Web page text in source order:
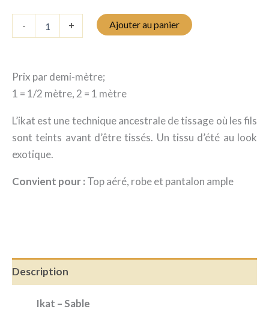
était est
:
- + Ajouter au panier
Prix par demi-mètre;
1 = 1/2 mètre, 2 = 1 mètre
L’ikat est une technique ancestrale de tissage où les fils
sont teints avant d’être tissés. Un tissu d’été au look
exotique.
Convient pour : Top aéré, robe et pantalon ample
Description
Ikat – Sable